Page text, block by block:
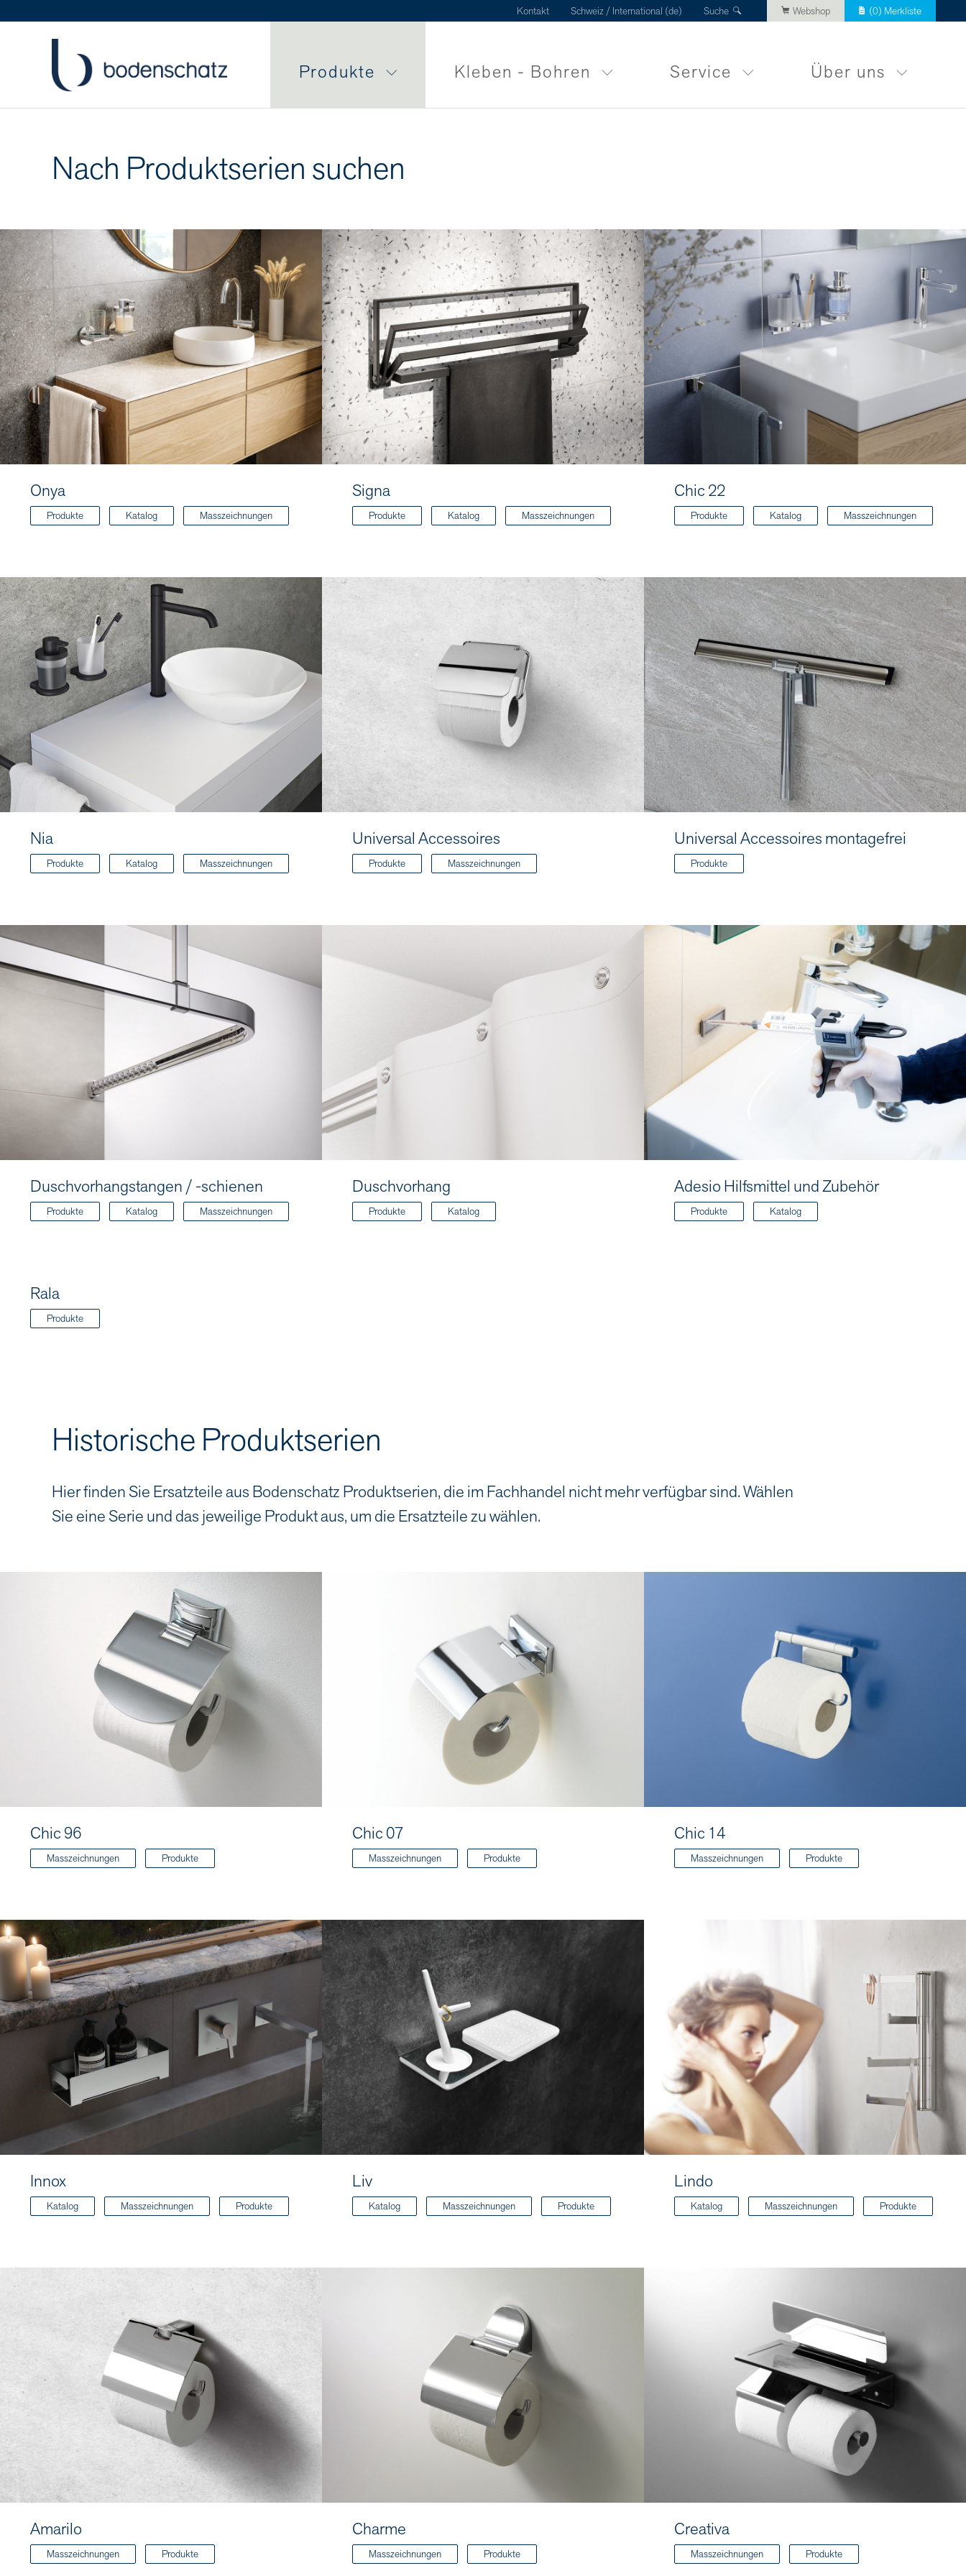
Kontakt Schweiz / International (de) Suche Webshop (0) Merkliste
Produkte Kleben - Bohren Service Über uns
Nach Produktserien suchen
Onya
Produkte Katalog Masszeichnungen
Signa
Produkte Katalog Masszeichnungen
Chic 22
Produkte Katalog Masszeichnungen
Nia
Produkte Katalog Masszeichnungen
Universal Accessoires
Produkte Masszeichnungen
Universal Accessoires montagefrei
Produkte
Duschvorhangstangen / -schienen
Produkte Katalog Masszeichnungen
Duschvorhang
Produkte Katalog
Adesio Hilfsmittel und Zubehör
Produkte Katalog
Rala
Produkte
Historische Produktserien
Hier finden Sie Ersatzteile aus Bodenschatz Produktserien, die im Fachhandel nicht mehr verfügbar sind. Wählen
Sie eine Serie und das jeweilige Produkt aus, um die Ersatzteile zu wählen.
Chic 96
Masszeichnungen Produkte
Chic 07
Masszeichnungen Produkte
Chic 14
Masszeichnungen Produkte
Innox
Katalog Masszeichnungen Produkte
Liv
Katalog Masszeichnungen Produkte
Lindo
Katalog Masszeichnungen Produkte
Amarilo
Masszeichnungen Produkte
Charme
Masszeichnungen Produkte
Creativa
Masszeichnungen Produkte